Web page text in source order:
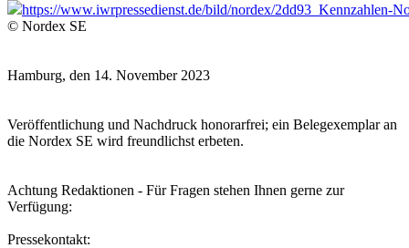
https://www.iwrpressedienst.de/bild/nordex/2dd93_Kennzahlen-
© Nordex SE
Hamburg, den 14. November 2023
Veröffentlichung und Nachdruck honorarfrei; ein Belegexemplar an
die Nordex SE wird freundlichst erbeten.
Achtung Redaktionen - Für Fragen stehen Ihnen gerne zur
Verfügung:
Pressekontakt: